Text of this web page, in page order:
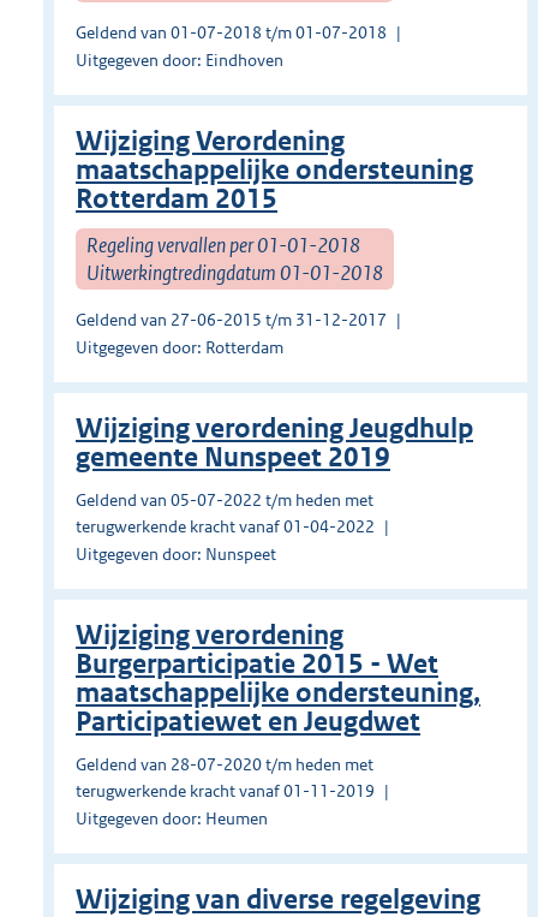
Geldend van 01-07-2018 t/m 01-07-2018
Uitgegeven door: Eindhoven
Wijziging Verordening
maatschappelijke ondersteuning
Rotterdam 2015
Regeling vervallen per 01-01-2018
Uitwerkingtredingdatum 01-01-2018
Geldend van 27-06-2015 t/m 31-12-2017
Uitgegeven door: Rotterdam
Wijziging verordening Jeugdhulp
gemeente Nunspeet 2019
Geldend van 05-07-2022 t/m heden met
terugwerkende kracht vanaf 01-04-2022
Uitgegeven door: Nunspeet
Wijziging verordening
Burgerparticipatie 2015 - Wet
maatschappelijke ondersteuning,
Participatiewet en Jeugdwet
Geldend van 28-07-2020 t/m heden met
terugwerkende kracht vanaf 01-11-2019
Uitgegeven door: Heumen
Wijziging van diverse regelgeving